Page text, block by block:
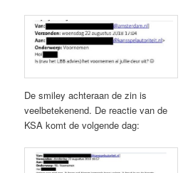
De smiley achteraan de zin is
veelbetekenend. De reactie van de
KSA komt de volgende dag: